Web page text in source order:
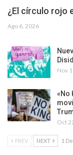
¿El círculo rojo
Ago 6, 2026
Nov
«No
Oct
PREV NEXT 1